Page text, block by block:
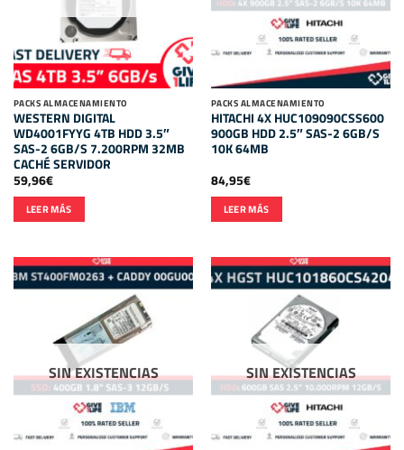
PACKS ALMACENAMIENTO
WESTERN DIGITAL
WD4001FYYG 4TB HDD 3.5″
SAS-2 6GB/S 7.200RPM 32MB
CACHÉ SERVIDOR
59,96€
LEER MÁS
PACKS ALMACENAMIENTO
HITACHI 4X HUC109090CSS600
900GB HDD 2.5″ SAS-2 6GB/S
10K 64MB
84,95€
LEER MÁS
SIN EXISTENCIAS SIN EXISTENCIAS